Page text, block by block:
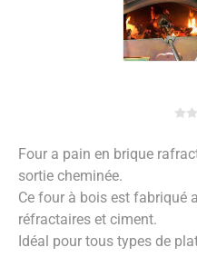
Four a pain en brique
sortie cheminée.
Ce four à bois est fabriqué
réfractaires et ciment.
Idéal pour tous types de